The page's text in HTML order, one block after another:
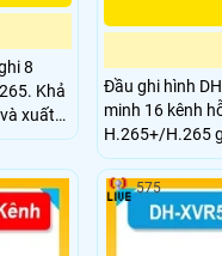
8
Khả
xuất
Đầu ghi hình
minh 16 kênh
H.265+/H.265
và xuất hình
hình, đầu ra
mặt, nhận diện
575